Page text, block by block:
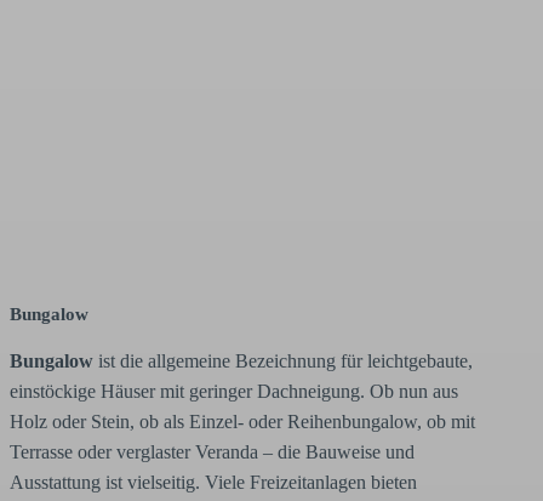
Bungalow
Bungalow ist die allgemeine Bezeichnung für leichtgebaute,
einstöckige Häuser mit geringer Dachneigung. Ob nun aus
Holz oder Stein, ob als Einzel- oder Reihenbungalow, ob mit
Terrasse oder verglaster Veranda – die Bauweise und
Ausstattung ist vielseitig. Viele Freizeitanlagen bieten